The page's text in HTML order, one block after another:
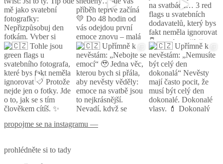
propojme se na instagramu —
prohlédněte si to tady